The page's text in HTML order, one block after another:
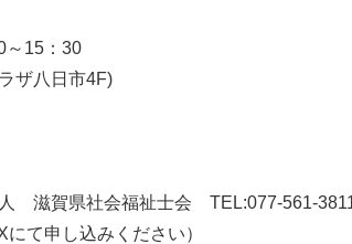
～15：30
ザ八日市4F)
人 滋賀県社会福祉士会 TEL:077-561-
にて申し込みください）